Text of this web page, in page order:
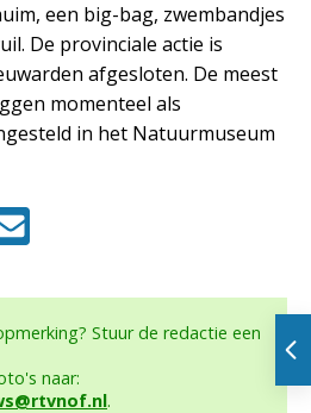
een big-bag, zwembandjes
De provinciale actie is
afgesloten. De meest
momenteel als
in het Natuurmuseum
Stuur de redactie een
naar:
.